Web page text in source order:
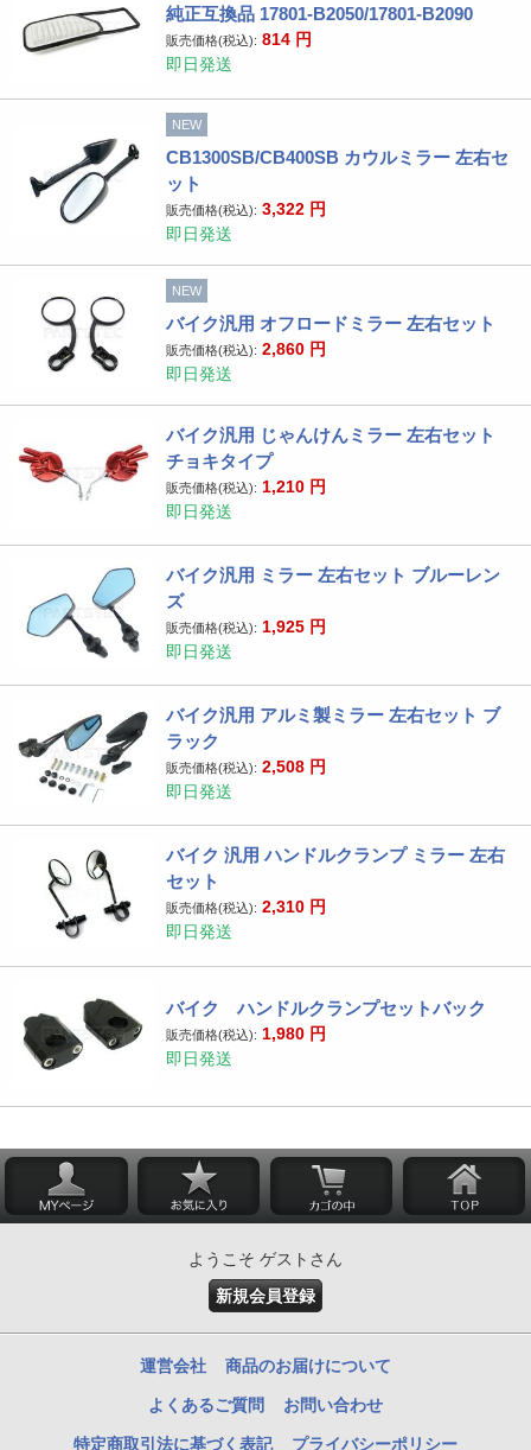
純正互換品 17801-B2050/17801-B2090
販売価格(税込): 814 円
即日発送
NEW
CB1300SB/CB400SB カウルミラー 左右セ
ット
販売価格(税込): 3,322 円
即日発送
NEW
バイク汎用 オフロードミラー 左右セット
販売価格(税込): 2,860 円
即日発送
バイク汎用 じゃんけんミラー 左右セット
チョキタイプ
販売価格(税込): 1,210 円
即日発送
バイク汎用 ミラー 左右セット ブルーレン
ズ
販売価格(税込): 1,925 円
即日発送
バイク汎用 アルミ製ミラー 左右セット ブ
ラック
販売価格(税込): 2,508 円
即日発送
バイク 汎用 ハンドルクランプ ミラー 左右
セット
販売価格(税込): 2,310 円
即日発送
バイク ハンドルクランプセットバック
販売価格(税込): 1,980 円
即日発送
ようこそ ゲストさん
新規会員登録
運営会社 商品のお届けについて
よくあるご質問 お問い合わせ
特定商取引法に基づく表記 プライバシーポリシー